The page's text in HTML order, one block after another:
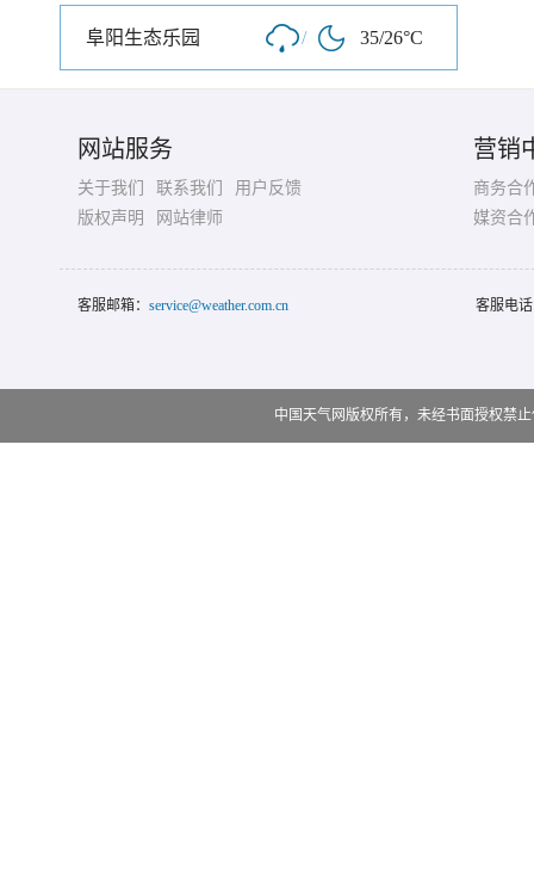
阜阳生态乐园 / 35/26°C
网站服务
关于我们 联系我们
用户反馈
版权声明
网站律师
营销
商务合
媒资合
客服邮箱： service@weather.com.cn 客服电
中国天气网版权所有，未经书面授权